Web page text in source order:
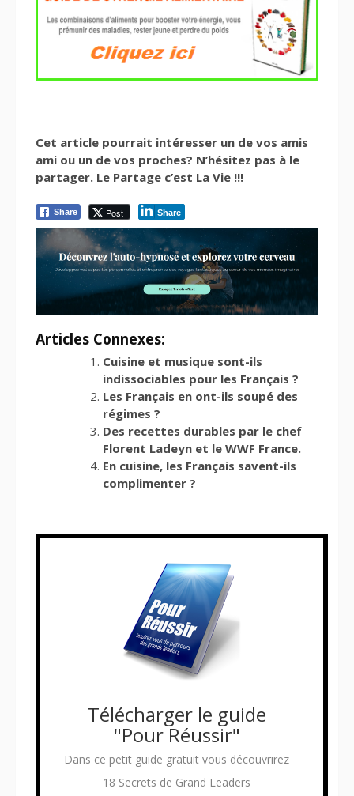
Cet article pourrait intéresser un de vos amis
ami ou un de vos proches? N’hésitez pas à le
partager. Le Partage c’est La Vie !!!
Share Post Share
Articles Connexes:
Cuisine et musique sont-ils
indissociables pour les Français ?
Les Français en ont-ils soupé des
régimes ?
Des recettes durables par le chef
Florent Ladeyn et le WWF France.
En cuisine, les Français savent-ils
complimenter ?
Télécharger le guide
"Pour Réussir"
Dans ce petit guide gratuit vous découvrirez
18 Secrets de Grand Leaders